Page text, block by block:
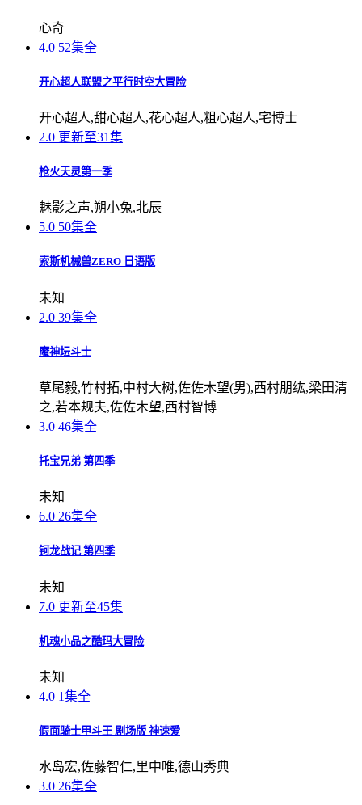
心奇
4.0 52集全
开心超人联盟之平行时空大冒险
开心超人,甜心超人,花心超人,粗心超人,宅博士
2.0 更新至31集
枪火天灵第一季
魅影之声,朔小兔,北辰
5.0 50集全
索斯机械兽ZERO 日语版
未知
2.0 39集全
魔神坛斗士
草尾毅,竹村拓,中村大树,佐佐木望(男),西村朋纮,梁田清
之,若本规夫,佐佐木望,西村智博
3.0 46集全
托宝兄弟 第四季
未知
6.0 26集全
钶龙战记 第四季
未知
7.0 更新至45集
机魂小品之酷玛大冒险
未知
4.0 1集全
假面骑士甲斗王 剧场版 神速爱
水岛宏,佐藤智仁,里中唯,德山秀典
3.0 26集全